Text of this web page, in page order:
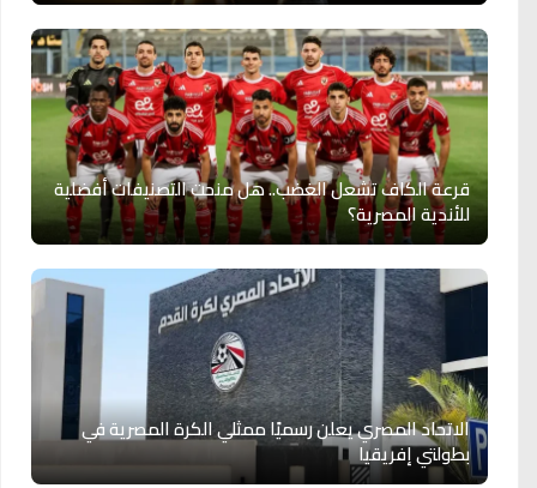
قرعة الكاف تشعل الغضب.. هل منحت التصنيفات أفضلية
للأندية المصرية؟
الاتحاد المصري يعلن رسميًا ممثلي الكرة المصرية في
بطولتي إفريقيا